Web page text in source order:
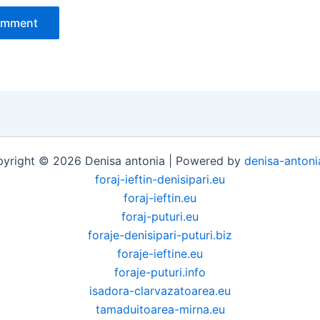
© 2026 Denisa antonia | Powered by denisa-
foraj-ieftin-denisipari.eu
foraj-ieftin.eu
foraj-puturi.eu
foraje-denisipari-puturi.biz
foraje-ieftine.eu
foraje-puturi.info
isadora-clarvazatoarea.eu
tamaduitoarea-mirna.eu